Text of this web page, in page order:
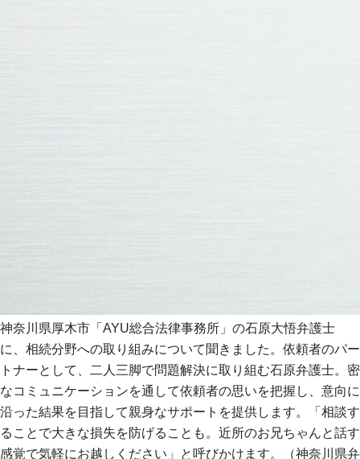
神奈川県厚木市「AYU総合法律事務所」の石原大悟弁護士
に、相続分野への取り組みについて聞きました。依頼者のパー
トナーとして、二人三脚で問題解決に取り組む石原弁護士。密
なコミュニケーションを通して依頼者の思いを把握し、意向に
沿った結果を目指して親身なサポートを提供します。「相談す
ることで大きな損失を防げることも。近所のお兄ちゃんと話す
感覚で気軽にお越しください」と呼びかけます。（神奈川県弁